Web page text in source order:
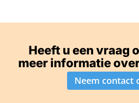
Heeft u een vraag
meer informatie
Neem contact